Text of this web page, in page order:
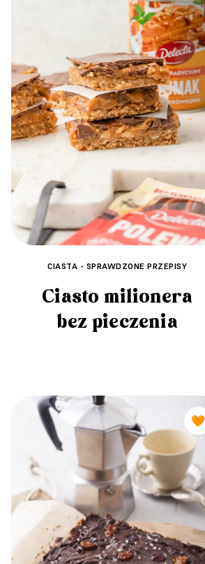
CIASTA - SPRAWDZONE PRZEPISY
Ciasto milionera
bez pieczenia
🧡